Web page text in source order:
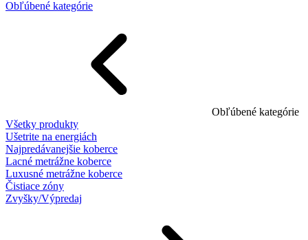
Obľúbené kategórie
Obľúbené kategórie
Všetky produkty
Ušetrite na energiách
Najpredávanejšie koberce
Lacné metrážne koberce
Luxusné metrážne koberce
Čistiace zóny
Zvyšky/Výpredaj